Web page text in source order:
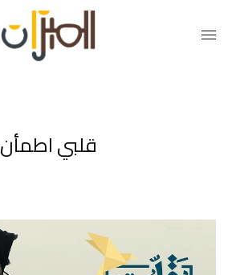
قلبي اطمأن